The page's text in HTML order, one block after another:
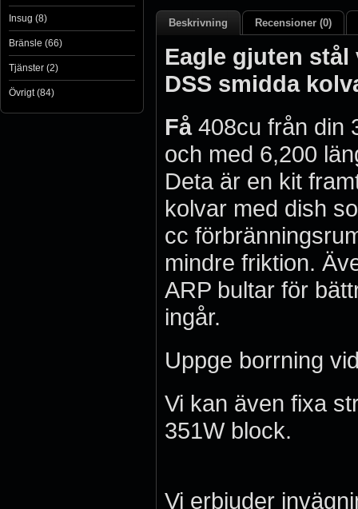
Insug (8)
Bränsle (66)
Tjänster (2)
Övrigt (84)
Beskrivning Recensioner (0)
Eagle gjuten
DSS smidda
Få408cu från din
och med 6,200
Deta är en kit
kolvar med dish
cc
mindre friktion.
ARP bultar för
ingår.
Uppge borrning
Vi kan även fixa
351W block.
Vi erbjuder